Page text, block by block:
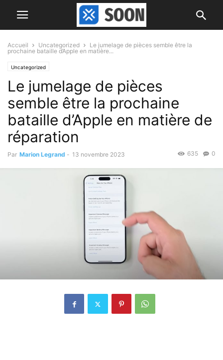
Accueil Uncategorized
Le jumelage de pièces semble être la
prochaine bataille d’Apple en matière...
Uncategorized
Le jumelage de pièces
semble être la prochaine
bataille d’Apple en matière de
réparation
Par Marion Legrand - 13 novembre 2023 0
635